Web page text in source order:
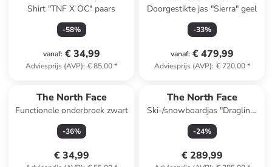
Shirt "TNF X OC" paars
-58%
vanaf: € 34,99
Adviesprijs (AVP): € 85,00*
Doorgestikte jas "Sierra" geel
-33%
vanaf: € 479,99
Adviesprijs (AVP): € 720,00*
The North Face
Functionele onderbroek zwart
-36%
€ 34,99
The North Face
Ski-/snowboardjas "Dragline"
geel/groen
-24%
€ 289,99